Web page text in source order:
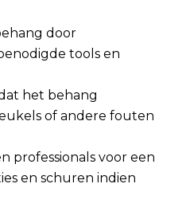
door
tools en
het behang
of andere fouten
professionals voor een
en schuren indien